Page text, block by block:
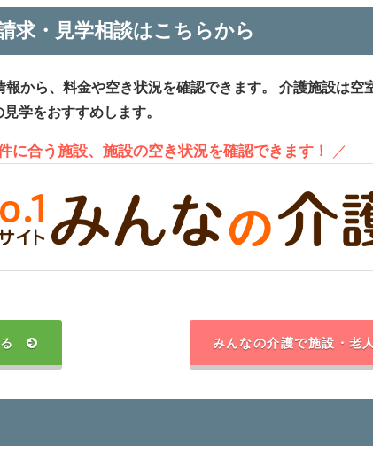
求・見学相談はこちらから
から、料金や空き状況を確認できます。
介護施設は空
学をおすすめします。
に合う施設、施設の空き状況を確認できます！ ／
みんなの介護で施設・老